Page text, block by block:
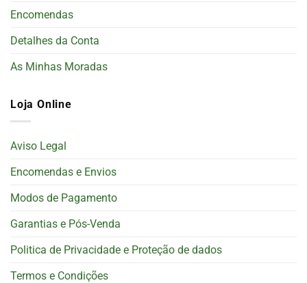
Encomendas
Detalhes da Conta
As Minhas Moradas
Loja Online
Aviso Legal
Encomendas e Envios
Modos de Pagamento
Garantias e Pós-Venda
Politica de Privacidade e Proteção de dados
Termos e Condições